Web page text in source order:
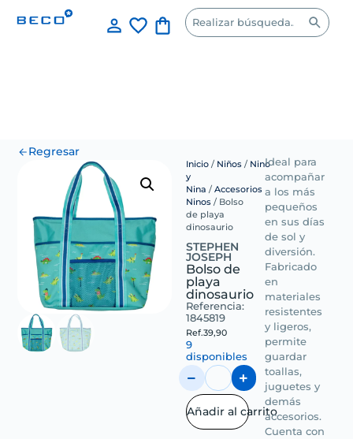
Regresar
Inicio / Niños / Nino
y
Nina /Accesorios
Ninos / Bolso
de playa
dinosaurio
STEPHEN
JOSEPH
Bolso de
playa
dinosaurio
Referencia:
1845819
Ref.39,90
9
disponibles
Añadir al carrito
Ideal para
acompañar
a los más
pequeños
en sus días
de sol y
diversión.
Fabricado
en
materiales
resistentes
y ligeros,
permite
guardar
toallas,
juguetes y
demás
accesorios.
Cuenta con